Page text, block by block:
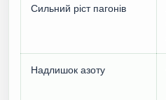
Сильний ріст пагонів
Надлишок азоту